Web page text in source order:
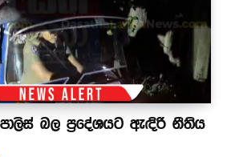
බල ප්‍රදේශයට ඇඳිරි නීතිය